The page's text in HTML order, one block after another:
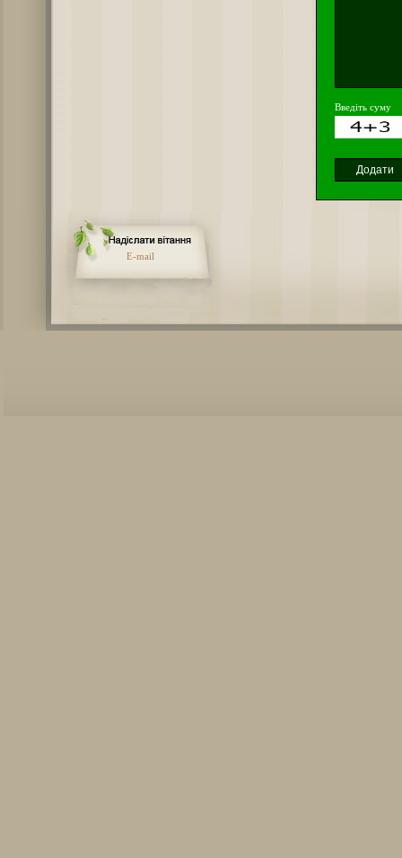
Введіть суму
E-mail